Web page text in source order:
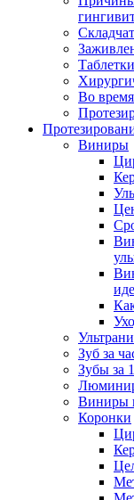
Во
Виниры
Зуб за
Зубы за
Виниры
Коронки